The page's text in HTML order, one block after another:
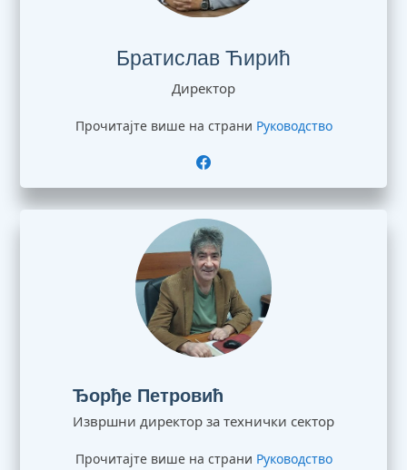
Братислав Ћирић
Директор
Прочитајте више на страни Руководство
Ђорђе Петровић
Извршни директор за технички сектор
Прочитајте више на страни Руководство